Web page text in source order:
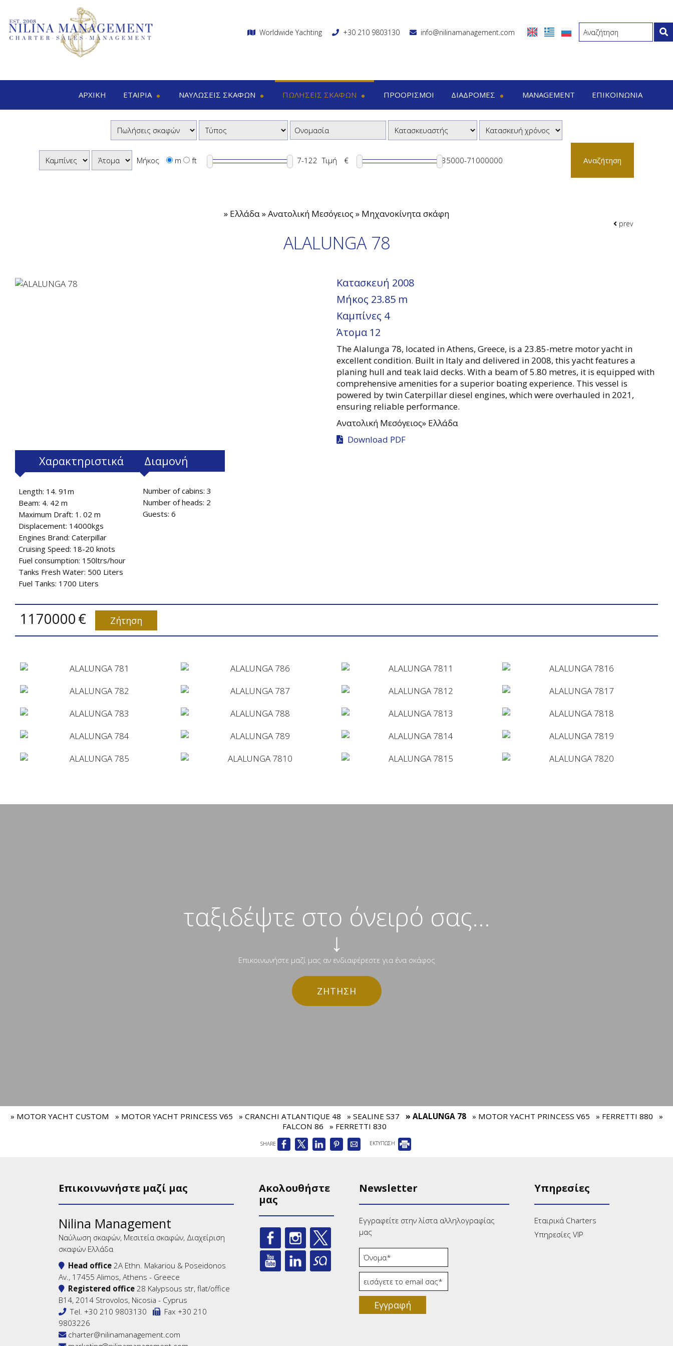
Worldwide Yachting +30 210 9803130 info@nilinamanagement.com
ΑΡΧΙΚΉ
ΕΤΑΙΡΊΑ
Nilina Management
Γραφεία & Ομάδα
Shows & Εκθέσεις
ΝΑΥΛΏΣΕΙΣ ΣΚΑΦΏΝ
Ναυλώσεις σκαφών
Μεγάλα σκάφη
Μηχανοκίνητα σκάφη
Μηχανοκίνητα ιστιοφόρα
Ιστιοφόρα σκάφη
ΠΩΛΉΣΕΙΣ ΣΚΑΦΏΝ
Πωλήσεις σκαφών
Μηχανοκίνητα σκάφη
Μηχανοκίνητα ιστιοφόρα
ΠΡΟΟΡΙΣΜΟΊ
ΔΙΑΔΡΟΜΈΣ
Διαδρομές
1-7 Ημέρες ταξίδια
8-15 Ημέρες ταξίδια
MANAGEMENT ΕΠΙΚΟΙΝΩΝΊΑ
Μήκος m ft Τιμή € Αναζήτηση
» Ελλάδα » Ανατολική Μεσόγειος » Μηχανοκίνητα σκάφη
ALALUNGA 78
prev
Κατασκευή 2008
Μήκος 23.85 m
Καμπίνες 4
Άτομα12
The Alalunga 78, located in Athens, Greece, is a 23.85-metre motor yacht in
excellent condition. Built in Italy and delivered in 2008, this yacht features a
planing hull and teak laid decks. With a beam of 5.80 metres, it is equipped with
comprehensive amenities for a superior boating experience. This vessel is
powered by twin Caterpillar diesel engines, which were overhauled in 2021,
ensuring reliable performance.
Ανατολική Μεσόγειος» Ελλάδα
Download PDF
Χαρακτηριστικά
Length: 14. 91m
Beam: 4. 42 m
Maximum Draft: 1. 02 m
Displacement: 14000kgs
Engines Brand: Caterpillar
Cruising Speed: 18-20 knots
Fuel consumption: 150ltrs/hour
Tanks Fresh Water: 500 Liters
Fuel Tanks: 1700 Liters
Διαμονή
Number of cabins: 3
Number of heads: 2
Guests: 6
1170000€ Ζήτηση
ταξιδέψτε στο όνειρό σας...
↓
Επικοινωνήστε μαζί μας αν ενδιαφέρεστε για ένα σκάφος
ΖΉΤΗΣΗ
» MOTOR YACHT CUSTOM » MOTOR YACHT PRINCESS V65 » CRANCHI ATLANTIQUE 48 » SEALINE S37 » ALALUNGA 78 » MOTOR YACHT PRINCESS V65 » FERRETTI 880
»
FALCON 86
» FERRETTI 830
SHARE ΕΚΤΥΠΩΣΗ
Επικοινωνήστε μαζί μας
Nilina Management
Ναύλωση σκαφών, Μεσιτεία σκαφών, Διαχείριση
σκαφών Ελλάδα
Head office 2A Ethn. Makariou & Poseidonos
Av., 17455 Alimos, Athens - Greece
Registered office 28 Kalypsous str, flat/office
B14, 2014 Strovolos, Nicosia - Cyprus
Tel. +30 210 9803130
Fax +30 210
9803226
charter@nilinamanagement.com
Ακολουθήστε
μας
Newsletter
Εγγραφείτε στην λίστα αλληλογραφίας
μας
Εγγραφή
Υπηρεσίες
Εταιρικά Charters
Υπηρεσίες VIP